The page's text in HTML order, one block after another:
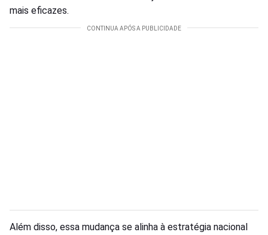
mais eficazes.
Além disso, essa mudança se alinha à estratégia nacional